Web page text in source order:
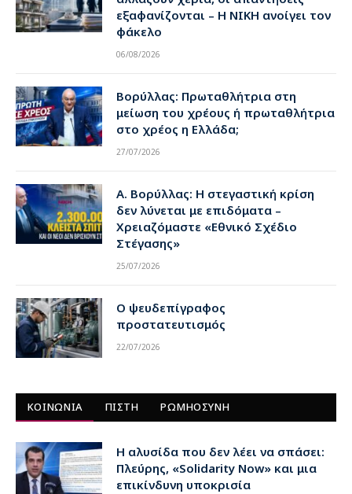
εξαφανίζονται – Η ΝΙΚΗ ανοίγει τον
φάκελο
06/08/2026
Βορύλλας: Πρωταθλήτρια στη
μείωση του χρέους ή πρωταθλήτρια
στο χρέος η Ελλάδα;
27/07/2026
Α. Βορύλλας: Η στεγαστική κρίση
δεν λύνεται με επιδόματα –
Χρειαζόμαστε «Εθνικό Σχέδιο
Στέγασης»
25/07/2026
Ο ψευδεπίγραφος
προστατευτισμός
22/07/2026
ΚΟΙΝΩΝΙΑ ΠΙΣΤΗ ΡΩΜΗΟΣΥΝΗ
Η αλυσίδα που δεν λέει να σπάσει:
Πλεύρης, «Solidarity Now» και μια
επικίνδυνη υποκρισία